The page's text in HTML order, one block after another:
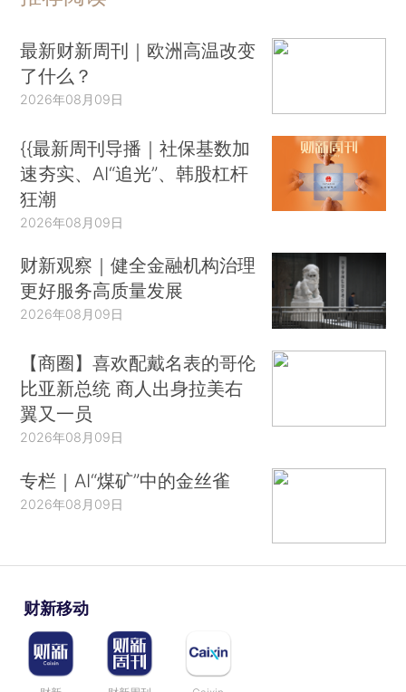
最新财新周刊｜欧洲高温改变
了什么？
2026年08月09日
{{最新周刊导播｜社保基数加
速夯实、AI“追光”、韩股杠杆
狂潮
2026年08月09日
财新观察｜健全金融机构治理
更好服务高质量发展
2026年08月09日
【商圈】喜欢配戴名表的哥伦
比亚新总统 商人出身拉美右
翼又一员
2026年08月09日
专栏｜AI“煤矿”中的金丝雀
2026年08月09日
财新移动